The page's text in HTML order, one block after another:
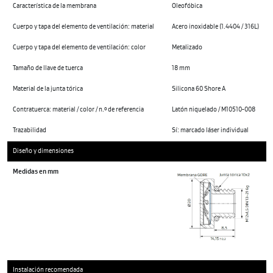
Característica de la membrana Oleofóbica
Cuerpo y tapa del elemento de ventilación: material Acero inoxidable (1.4404 / 316L)
Cuerpo y tapa del elemento de ventilación: color Metalizado
Tamaño de llave de tuerca 18 mm
Material de la junta tórica Silicona 60 Shore A
Contratuerca: material / color / n.º de referencia Latón niquelado / M10510-008
Trazabilidad Sí: marcado láser individual
Diseño y dimensiones
Medidas en mm
Instalación recomendada